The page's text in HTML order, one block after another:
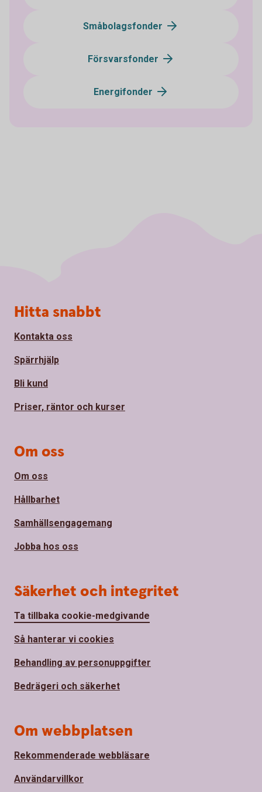
Småbolagsfonder
Försvarsfonder
Energifonder
Sidfot
Hitta snabbt
Kontakta oss
Spärrhjälp
Bli kund
Priser, räntor och kurser
Om oss
Om oss
Hållbarhet
Samhällsengagemang
Jobba hos oss
Säkerhet och integritet
Ta tillbaka cookie-medgivande
Så hanterar vi cookies
Behandling av personuppgifter
Bedrägeri och säkerhet
Om webbplatsen
Rekommenderade webbläsare
Användarvillkor